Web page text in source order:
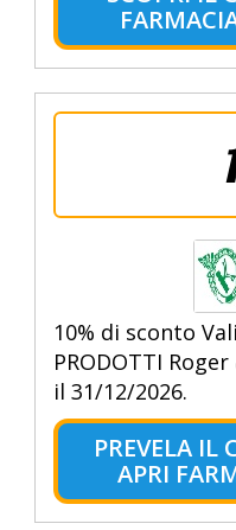
10% di sconto
PRODOTTI
il 31/12/2026.
PREVELA IL
APRI